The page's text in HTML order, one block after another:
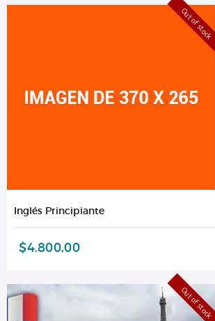
Out of stock
Inglés Principiante
$4.800,00
Out of stock